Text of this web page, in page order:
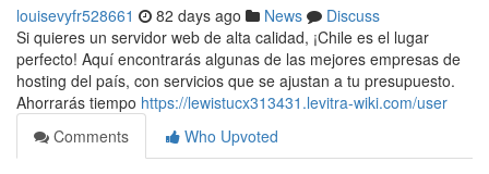
louisevyfr528661 82 days ago News
Discuss
Si quieres un servidor web de alta calidad, ¡Chile es el lugar
perfecto! Aquí encontrarás algunas de las mejores empresas de
hosting del país, con servicios que se ajustan a tu presupuesto.
Ahorrarás tiempo https://lewistucx313431.levitra-wiki.com/user
Comments
Who Upvoted